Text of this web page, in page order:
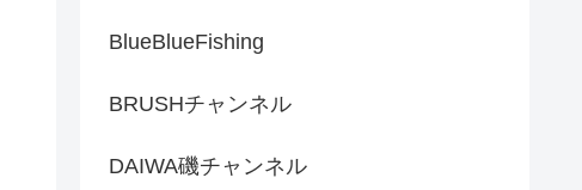
BlueBlueFishing
BRUSHチャンネル
DAIWA磯チャンネル